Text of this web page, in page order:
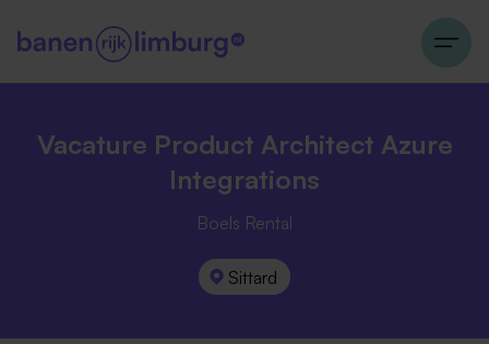
Vacature Product Architect Azure
Integrations
Boels Rental
Sittard